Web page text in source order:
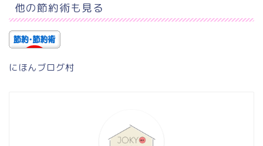
他の節約術も見る
にほんブログ村